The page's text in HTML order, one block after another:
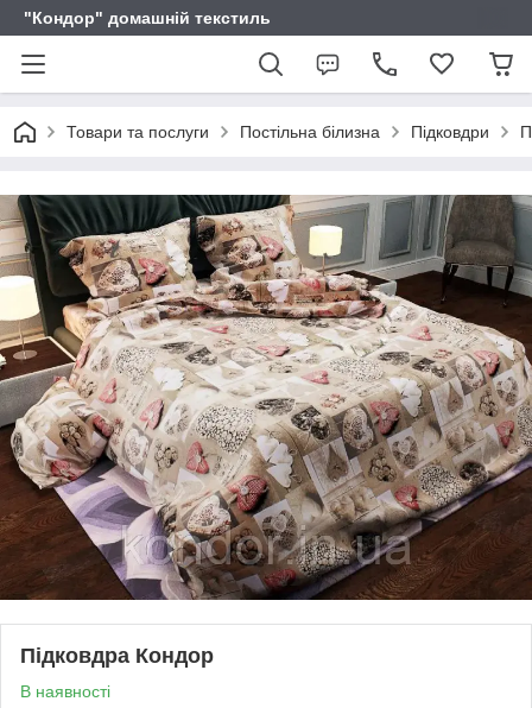
"Кондор" домашній текстиль
Товари та послуги Постільна білизна Підковдри
Підковдра Кондор
В наявності